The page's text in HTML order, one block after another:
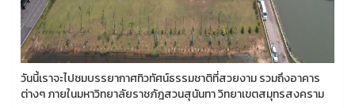
วันนี้เราจะไปชมบรรยากาศทิวทัศน์ธรรมชาติที่สวยงาม รวมถึงอาคาร
ต่างๆ ภายในมหาวิทยาลัยราชภัฎสวนสุนันทา วิทยาเขตสมุทรสงคราม